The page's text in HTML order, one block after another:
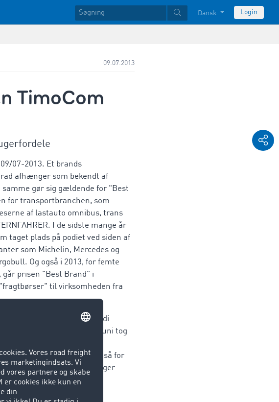
Dansk Login
09.07.2013
TimoCom
07-2013. Et brands
afhænger som bekendt af
samme gør sig gældende for "Best
for transportbranchen, som
af lastauto omnibus, trans
I de sidste mange år
taget plads på podiet ved siden af
som Michelin, Mercedes og
Og også i 2013, for femte
prisen "Best Brand" i
til virksomheden fra
én aften steg denne værdi
. For om aftenen den 18. juni tog
2013. "Denne
for vores image, men også for
via vores platforme", siger